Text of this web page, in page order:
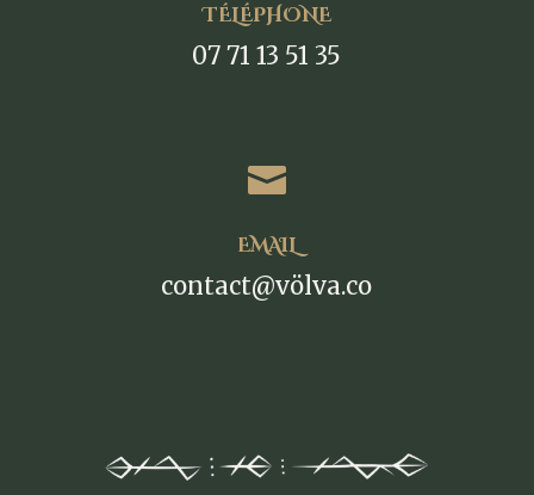
TÉLÉPHONE
07 71 13 51 35

EMAIL
contact@völva.co